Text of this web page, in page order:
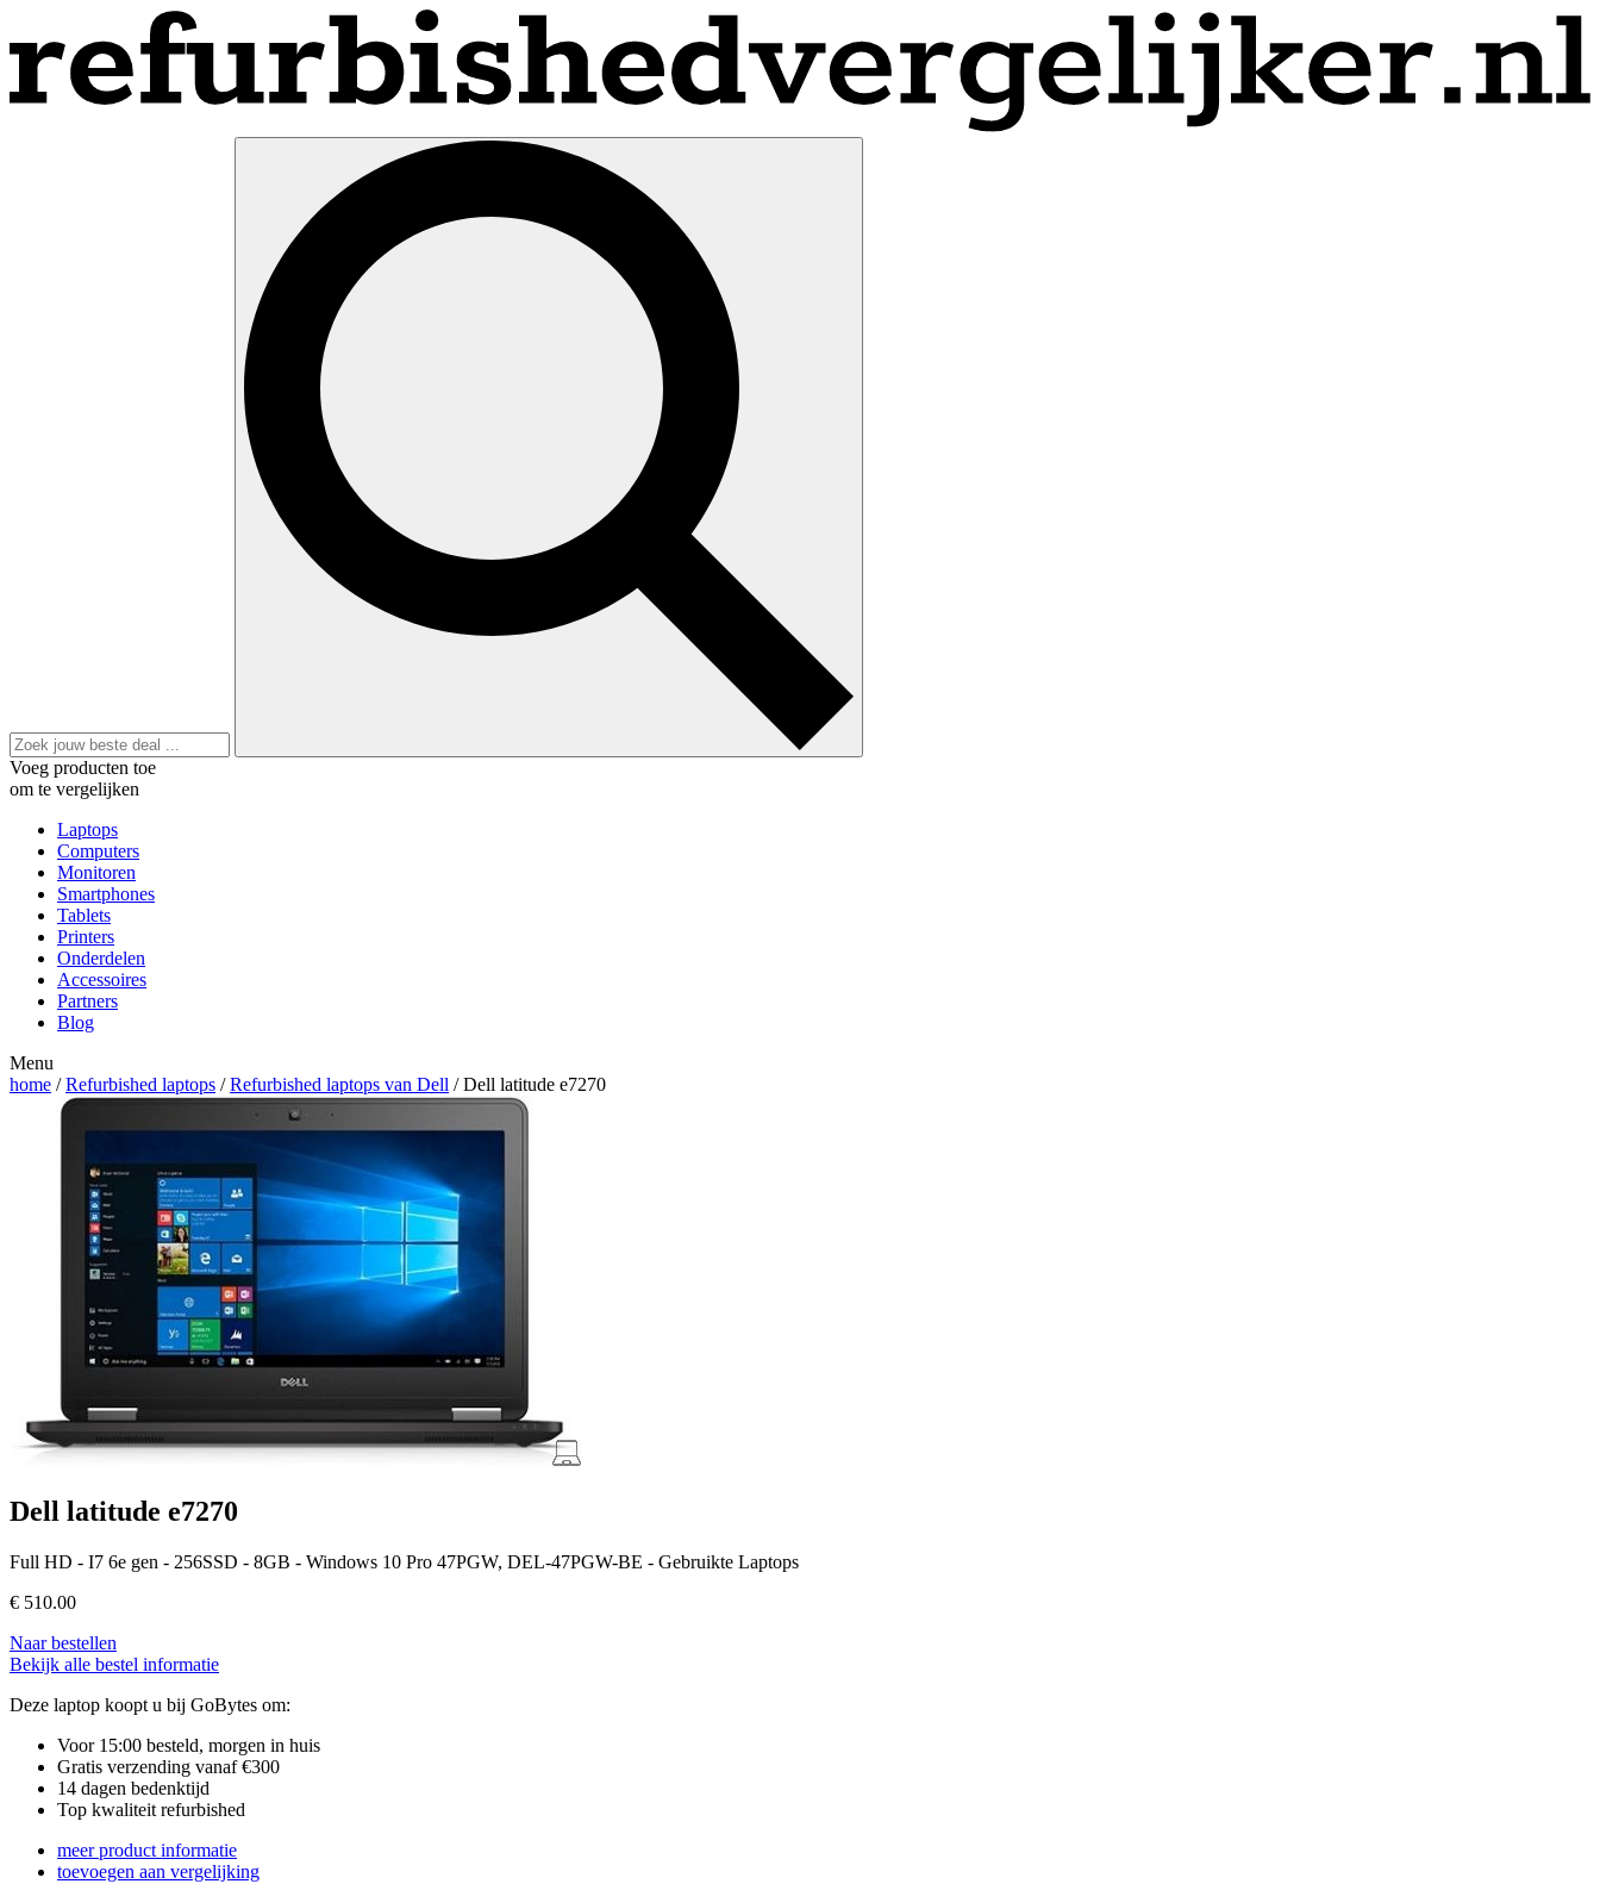
Voeg producten toe
om te vergelijken
Laptops
Computers
Monitoren
Smartphones
Tablets
Printers
Onderdelen
Accessoires
Partners
Blog
Menu
home /Refurbished laptops /Refurbished laptops van Dell / Dell latitude e7270
Dell latitude e7270
Full HD - I7 6e gen - 256SSD - 8GB - Windows 10 Pro 47PGW, DEL-47PGW-BE - Gebruikte Laptops
€ 510.00
Naar bestellen
Bekijk alle bestel informatie
Deze laptop koopt u bij GoBytes om:
Voor 15:00 besteld, morgen in huis
Gratis verzending vanaf €300
14 dagen bedenktijd
Top kwaliteit refurbished
meer product informatie
toevoegen aan vergelijking